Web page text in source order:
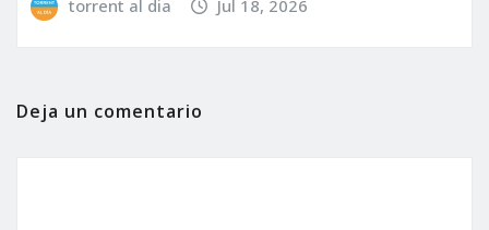
torrent al dia Jul 18, 2026
Deja un comentario